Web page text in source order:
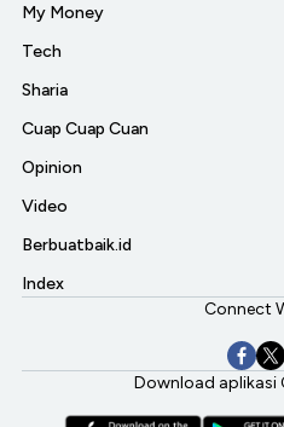
My Money
Tech
Sharia
Cuap Cuap Cuan
Opinion
Video
Berbuatbaik.id
Index
Connect
Download aplikasi